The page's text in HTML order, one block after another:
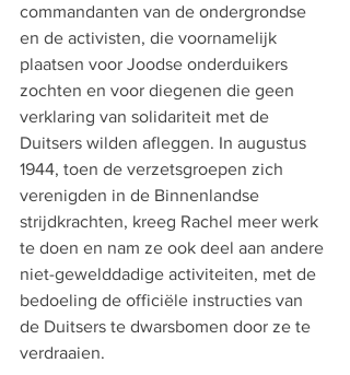
commandanten van de ondergrondse
en de activisten, die voornamelijk
plaatsen voor Joodse onderduikers
zochten en voor diegenen die geen
verklaring van solidariteit met de
Duitsers wilden afleggen. In augustus
1944, toen de verzetsgroepen zich
verenigden in de Binnenlandse
strijdkrachten, kreeg Rachel meer werk
te doen en nam ze ook deel aan andere
niet-gewelddadige activiteiten, met de
bedoeling de officiële instructies van
de Duitsers te dwarsbomen door ze te
verdraaien.